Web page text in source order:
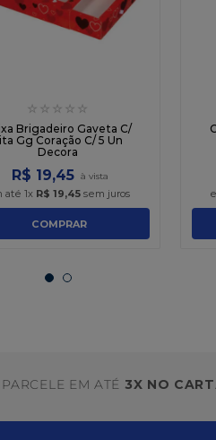
☆ ☆ ☆ ☆ ☆
Brigadeiro Gaveta C/
Gg Coração C/ 5 Un
Decora
R$ 19,45
até1x R$ 19,45 sem juros
COMPRAR
PARCELE EM ATÉ 3X NO